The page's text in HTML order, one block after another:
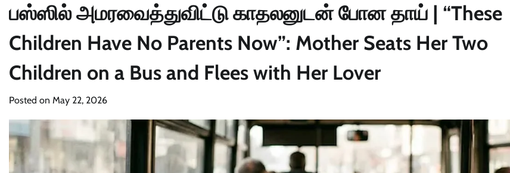
பஸ்ஸில் அமரவைத்துவிட்டு காதலனுடன் போன தாய் | “These
Children Have No Parents Now”: Mother Seats Her Two
Children on a Bus and Flees with Her Lover
Posted on May 22, 2026